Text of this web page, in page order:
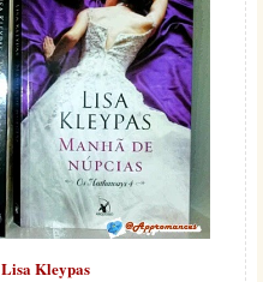
Lisa Kleypas